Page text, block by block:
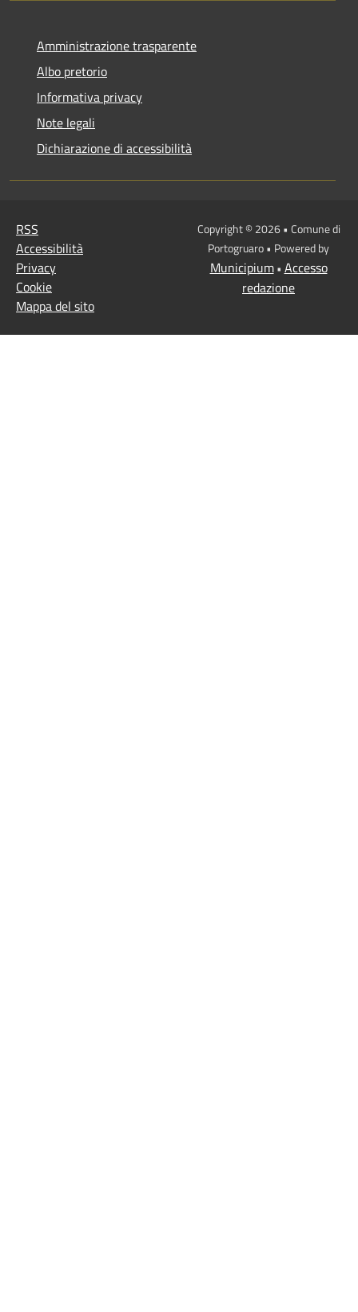
Amministrazione trasparente
Albo pretorio
Informativa privacy
Note legali
Dichiarazione di accessibilità
RSS
Accessibilità
Privacy
Cookie
Mappa del sito
Copyright © 2026 • Comune di
Portogruaro • Powered by
Municipium• Accesso
redazione